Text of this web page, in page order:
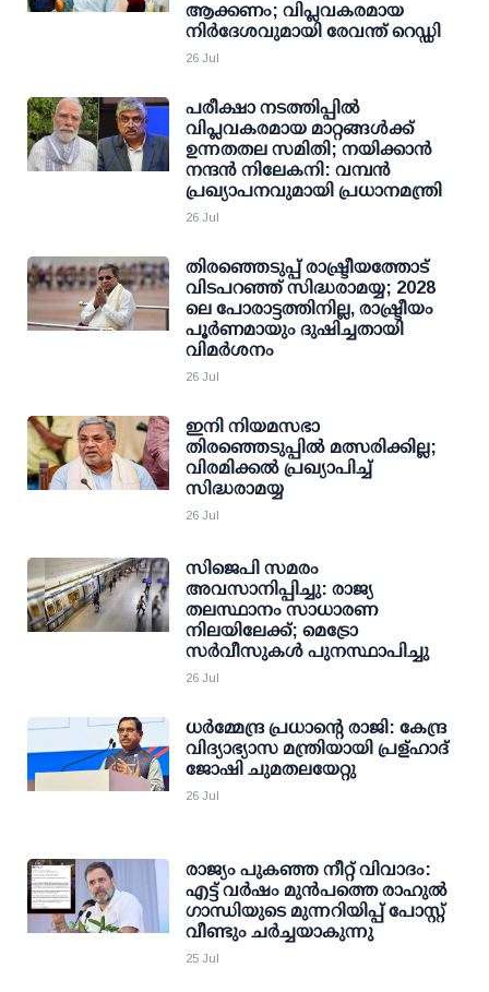
ആക്കണം; വിപ്ലവകരമായ
നിര്‍ദേശവുമായി രേവന്ത് റെഡ്ഡി
26 Jul
പരീക്ഷാ നടത്തിപ്പില്‍
വിപ്ലവകരമായ മാറ്റങ്ങള്‍ക്ക്
ഉന്നതതല സമിതി; നയിക്കാന്‍
നന്ദന്‍ നിലേകനി: വമ്പന്‍
പ്രഖ്യാപനവുമായി പ്രധാനമന്ത്രി
26 Jul
തിരഞ്ഞെടുപ്പ് രാഷ്ട്രീയത്തോട്
വിടപറഞ്ഞ് സിദ്ധരാമയ്യ; 2028
ലെ പോരാട്ടത്തിനില്ല, രാഷ്ട്രീയം
പൂര്‍ണമായും ദുഷിച്ചതായി
വിമര്‍ശനം
26 Jul
ഇനി നിയമസഭാ
തിരഞ്ഞെടുപ്പിൽ മത്സരിക്കില്ല;
വിരമിക്കൽ പ്രഖ്യാപിച്ച്
സിദ്ധരാമയ്യ
26 Jul
സിജെപി സമരം
അവസാനിപ്പിച്ചു: രാജ്യ
തലസ്ഥാനം സാധാരണ
നിലയിലേക്ക്; മെട്രോ
സര്‍വീസുകള്‍ പുനസ്ഥാപിച്ചു
26 Jul
ധര്‍മ്മേന്ദ്ര പ്രധാന്റെ രാജി: കേന്ദ്ര
വിദ്യാഭ്യാസ മന്ത്രിയായി പ്രള്ഹാദ്
ജോഷി ചുമതലയേറ്റു
26 Jul
രാജ്യം പുകഞ്ഞ നീറ്റ് വിവാദം:
എട്ട് വര്‍ഷം മുന്‍പത്തെ രാഹുല്‍
ഗാന്ധിയുടെ മുന്നറിയിപ്പ് പോസ്റ്റ്
വീണ്ടും ചര്‍ച്ചയാകുന്നു
25 Jul